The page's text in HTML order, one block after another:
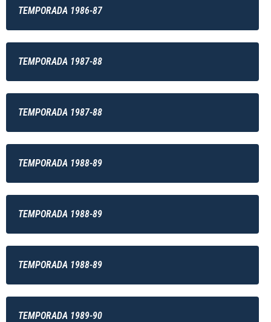
TEMPORADA 1986-87
TEMPORADA 1987-88
TEMPORADA 1987-88
TEMPORADA 1988-89
TEMPORADA 1988-89
TEMPORADA 1988-89
TEMPORADA 1989-90